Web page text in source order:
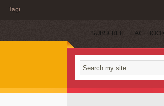
Tagi
SUBSCRIBE